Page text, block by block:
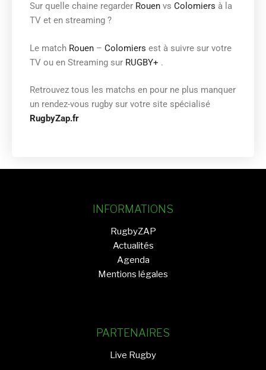
Sur quelle chaine regarder Rouen vs Colomiers à la
TV et en streaming ?
Le match Rouen – Colomiers est à suivre sur votre
TV ou en Streaming sur RUGBY+ .
Retrouvez tous les matchs en pour ne plus manquer
un rendez-vous rugby sur votre site spécialisé
RugbyZap.fr
INFORMATIONS
RugbyZAP
Actualités
Agenda
Mentions légales
PARTENAIRES
Live Rugby